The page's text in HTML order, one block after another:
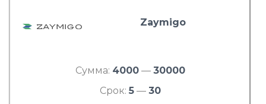
Zaymigo
Сумма: 4000— 30000
Срок: 5— 30